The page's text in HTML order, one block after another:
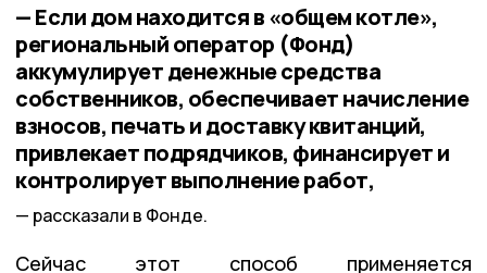
— Если дом находится в «общем котле»,
региональный оператор (Фонд)
аккумулирует денежные средства
собственников, обеспечивает начисление
взносов, печать и доставку квитанций,
привлекает подрядчиков, финансирует и
контролирует выполнение работ,
рассказали в Фонде.
Сейчас этот способ применяется